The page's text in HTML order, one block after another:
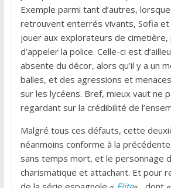
Exemple parmi tant d’autres,
retrouvent enterrés vivants, Sofia et
jouer aux explorateurs de
d’appeler la police. Celle-ci est
absente du décor, alors qu’il y a un
balles, et des agressions et
sur les lycéens. Bref, mieux vaut ne
regardant sur la crédibilité de
Malgré tous ces défauts, cette
néanmoins conforme à la
sans temps mort, et le personnage
charismatique et attachant. Et pour